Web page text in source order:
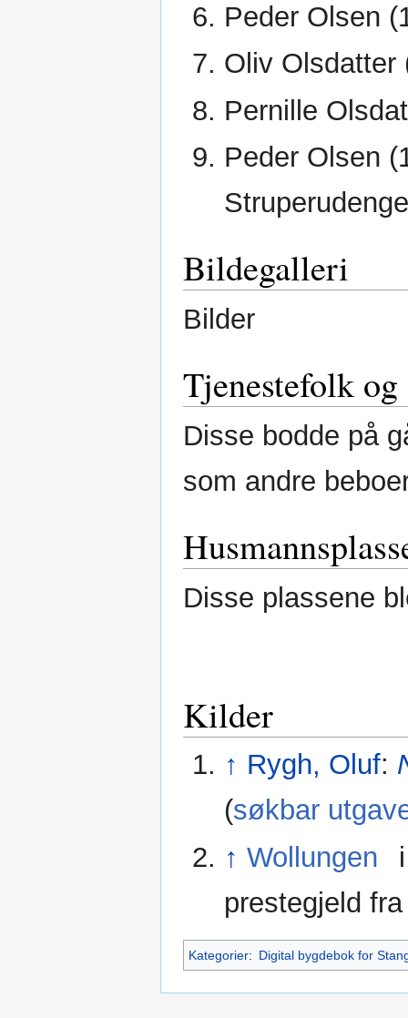
Peder Olsen
Oliv Olsdatter
Pernille
Peder Olsen
Bildegalleri
Bilder
Tjenestefolk og
Disse bodde på
som andre
Disse plassene
Kilder
↑ Rygh, Oluf:
(søkbar
↑ Wollungen
prestegjeld
Kategorier: Digital bygdebok for